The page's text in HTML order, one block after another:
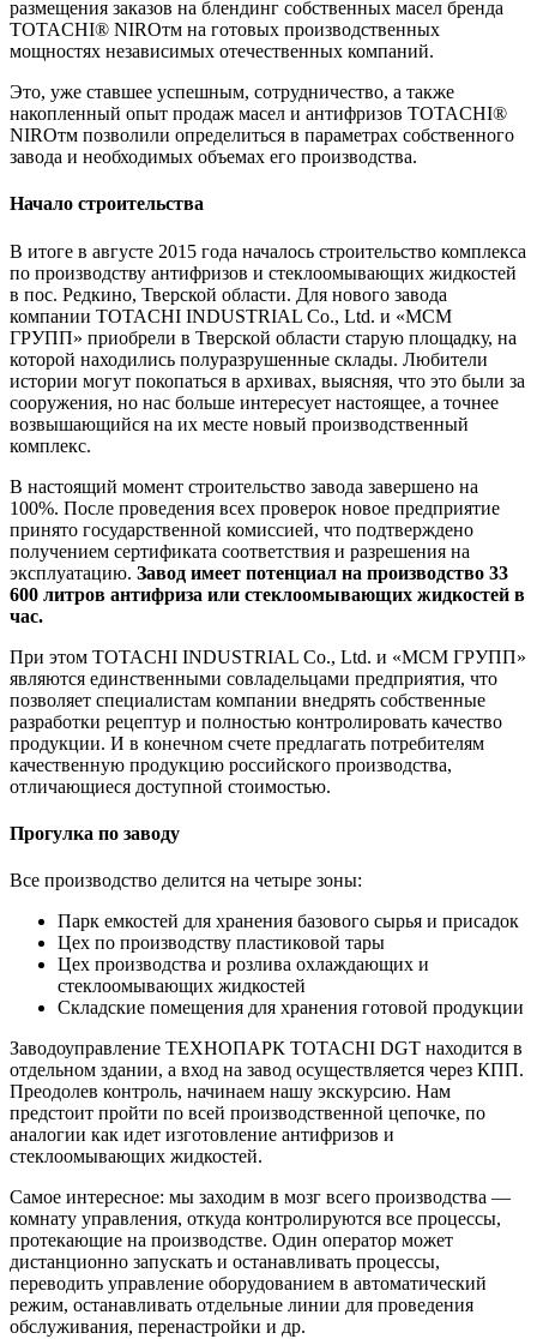
размещения заказов на блендинг собственных масел бренда
TOTACHI® NIROтм на готовых производственных
мощностях независимых отечественных компаний.
Это, уже ставшее успешным, сотрудничество, а также
накопленный опыт продаж масел и антифризов TOTACHI®
NIROтм позволили определиться в параметрах собственного
завода и необходимых объемах его производства.
Начало строительства
В итоге в августе 2015 года началось строительство комплекса
по производству антифризов и стеклоомывающих жидкостей
в пос. Редкино, Тверской области. Для нового завода
компании TOTACHI INDUSTRIAL Co., Ltd. и «МСМ
ГРУПП» приобрели в Тверской области старую площадку, на
которой находились полуразрушенные склады. Любители
истории могут покопаться в архивах, выясняя, что это были за
сооружения, но нас больше интересует настоящее, а точнее
возвышающийся на их месте новый производственный
комплекс.
В настоящий момент строительство завода завершено на
100%. После проведения всех проверок новое предприятие
принято государственной комиссией, что подтверждено
получением сертификата соответствия и разрешения на
эксплуатацию. Завод имеет потенциал на производство 33
600 литров антифриза или стеклоомывающих жидкостей в
час.
При этом TOTACHI INDUSTRIAL Co., Ltd. и «МСМ ГРУПП»
являются единственными совладельцами предприятия, что
позволяет специалистам компании внедрять собственные
разработки рецептур и полностью контролировать качество
продукции. И в конечном счете предлагать потребителям
качественную продукцию российского производства,
отличающиеся доступной стоимостью.
Прогулка по заводу
Все производство делится на четыре зоны:
Парк емкостей для хранения базового сырья и присадок
Цех по производству пластиковой тары
Цех производства и розлива охлаждающих и
стеклоомывающих жидкостей
Складские помещения для хранения готовой продукции
Заводоуправление ТЕХНОПАРК ТOTACHI DGT находится в
отдельном здании, а вход на завод осуществляется через КПП.
Преодолев контроль, начинаем нашу экскурсию. Нам
предстоит пройти по всей производственной цепочке, по
аналогии как идет изготовление антифризов и
стеклоомывающих жидкостей.
Самое интересное: мы заходим в мозг всего производства —
комнату управления, откуда контролируются все процессы,
протекающие на производстве. Один оператор может
дистанционно запускать и останавливать процессы,
переводить управление оборудованием в автоматический
режим, останавливать отдельные линии для проведения
обслуживания, перенастройки и др.